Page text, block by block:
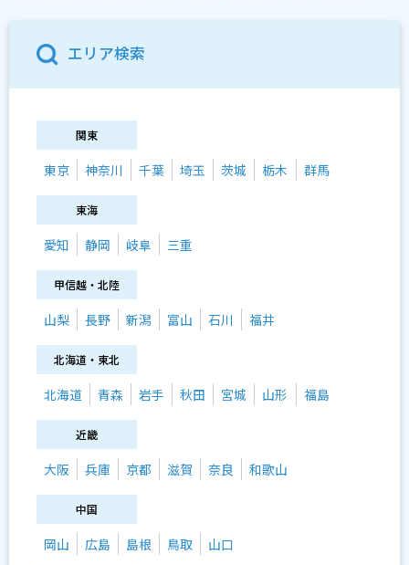
エリア検索
関東
東京 神奈川 千葉 埼玉 茨城 栃木 群馬
東海
愛知 静岡 岐阜 三重
甲信越・北陸
山梨 長野 新潟 富山 石川 福井
北海道・東北
北海道 青森 岩手 秋田 宮城 山形 福島
近畿
大阪 兵庫 京都 滋賀 奈良 和歌山
中国
岡山 広島 島根 鳥取 山口